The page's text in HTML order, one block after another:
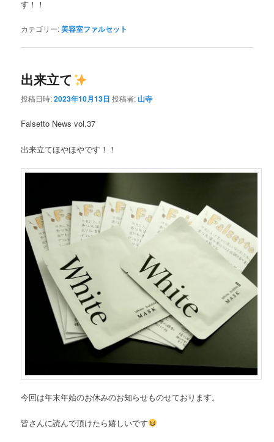
す！！
カテゴリー:美容室ファルセット
出来立て
投稿日時:2023年10月13日 投稿者: 山寺
Falsetto News vol.37
出来立てほやほやです！！
今回は年末年始のお休みのお知らせものせております。
皆さんに読んで頂けたら嬉しいです